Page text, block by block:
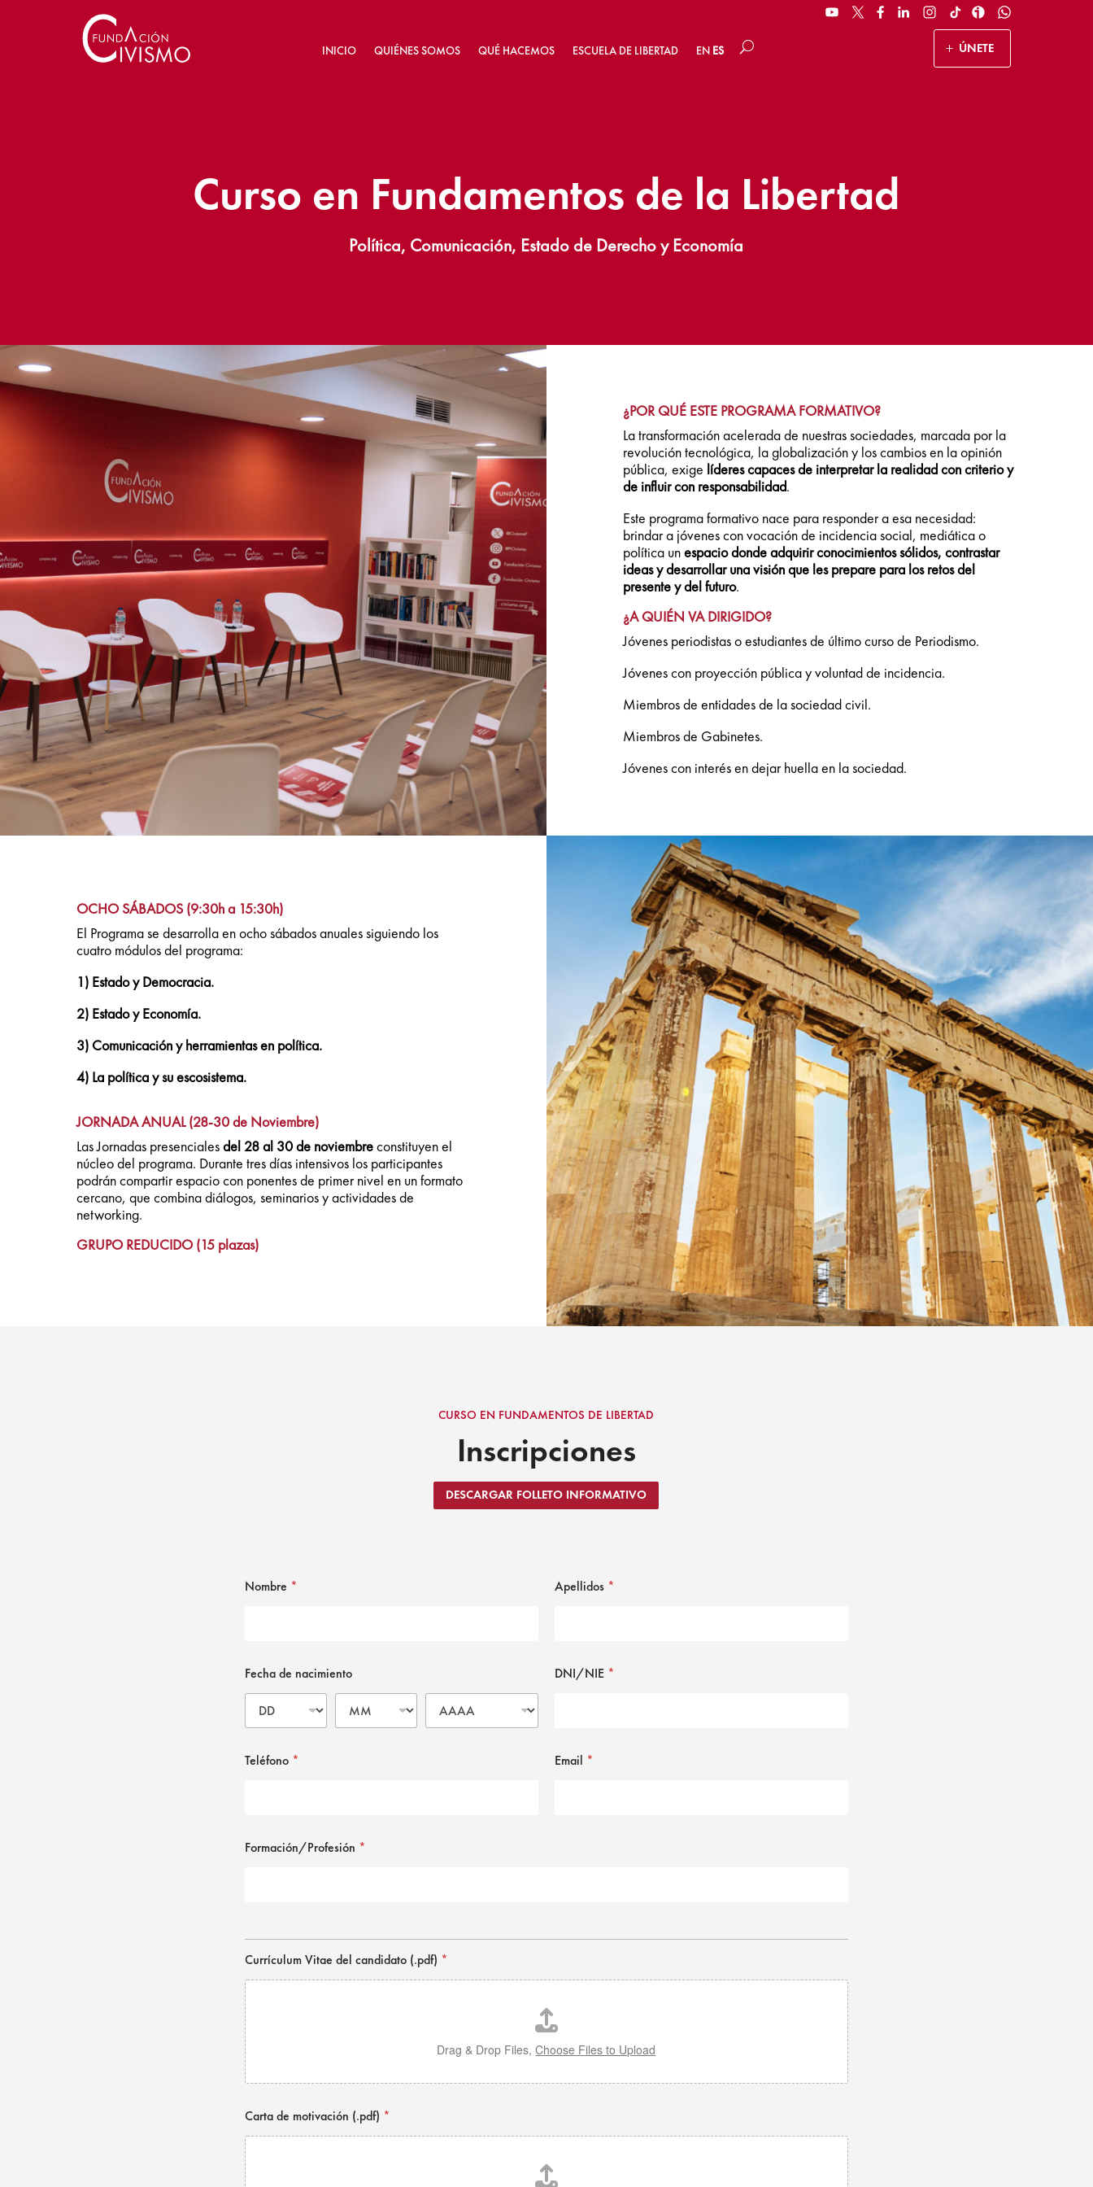
INICIO QUIÉNES SOMOS QUÉ HACEMOS ESCUELA DE LIBERTAD EN ES ÚNETE
Curso en Fundamentos de la Libertad
Política, Comunicación, Estado de Derecho y Economía
¿POR QUÉ ESTE PROGRAMA FORMATIVO?
La transformación acelerada de nuestras sociedades, marcada por la
revolución tecnológica, la globalización y los cambios en la opinión
pública, exige líderes capaces de interpretar la realidad con criterio y
de influir con responsabilidad.
Este programa formativo nace para responder a esa necesidad:
brindar a jóvenes con vocación de incidencia social, mediática o
política unespacio donde adquirir conocimientos sólidos, contrastar
ideas y desarrollar una visión que les prepare para los retos del
presente y del futuro.
¿A QUIÉN VA DIRIGIDO?
Jóvenes periodistas o estudiantes de último curso de Periodismo.
Jóvenes con proyección pública y voluntad de incidencia.
Miembros de entidades de la sociedad civil.
Miembros de Gabinetes.
Jóvenes con interés en dejar huella en la sociedad.
OCHO SÁBADOS (9:30h a 15:30h)
El Programa se desarrolla en ocho sábados anuales siguiendo los
cuatro módulos del programa:
1) Estado y Democracia.
2) Estado y Economía.
3) Comunicación y herramientas en política.
4) La política y su escosistema.
JORNADA ANUAL (28-30 de Noviembre)
Las Jornadas presencialesdel28 al 30 de noviembreconstituyen el
núcleo del programa. Durante tres días intensivos los participantes
podrán compartir espacio con ponentes de primer nivel en un formato
cercano, que combina diálogos, seminarios y actividades de
networking.
GRUPO REDUCIDO (15 plazas)
CURSO EN FUNDAMENTOS DE LIBERTAD
Inscripciones
DESCARGAR FOLLETO INFORMATIVO
Nombre *
Fecha de nacimiento
Teléfono *
Apellidos *
DNI/NIE *
Email *
Formación/Profesión *
Currículum Vitae del candidato (.pdf) *
Drag & Drop Files,Choose Files to Upload
Carta de motivación (.pdf) *